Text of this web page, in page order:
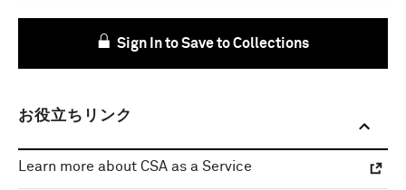
Sign In to Save to Collections
お役立ちリンク
Learn more about CSA as a Service